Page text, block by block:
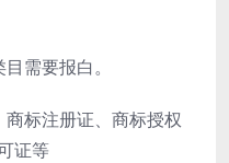
需要报白。
标注册证、商标授权
证等